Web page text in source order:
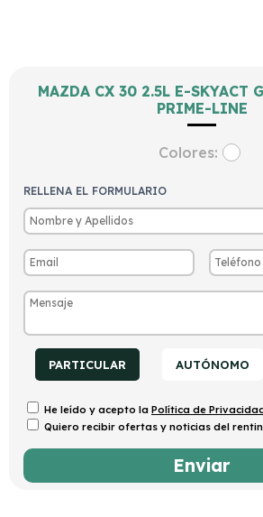
MAZDA CX 30 2.5L E-SKYACT
PRIME-LINE
Colores:
RELLENA EL FORMULARIO
PARTICULAR AUTÓNOMO
He leído y acepto la Política de
Quiero recibir ofertas y noticias del